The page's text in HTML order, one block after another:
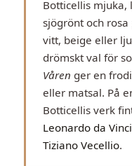
Botticellis mjuka,
sjögrönt och
vitt, beige eller
drömskt val för
Våren ger en
eller matsal. På
Botticellis verk
Leonardo da Vinci
Tiziano Vecellio.